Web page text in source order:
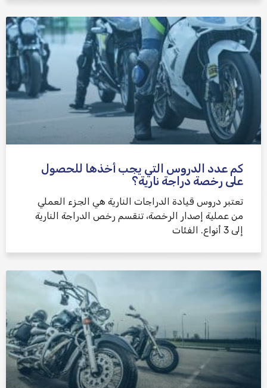
كم عدد الدروس التي يجب أخذها للحصول
على رخصة دراجة نارية؟
تعتبر دروس قيادة الدراجات النارية هي الجزء العملي
من عملية إصدار الرخصة، تنقسم رخص الدراجة النارية
إلى 3 أنواع. الفئات